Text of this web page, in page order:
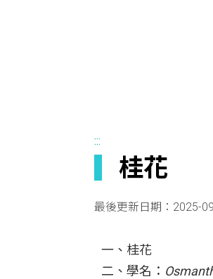
:::
桂花
最後更新日期： 2025-
一、桂花
二、學名：